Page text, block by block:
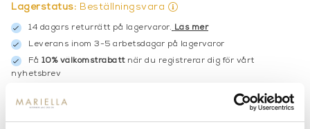
Lagerstatus: Beställningsvara
14 dagars returrätt på lagervaror. Läs mer
Leverans inom 3-5 arbetsdagar på lagervaror
Få 10% välkomstrabattnär du registrerar dig för vårt
nyhetsbrev
900:- i frakt vid köp av större möbler
Hämta i butik